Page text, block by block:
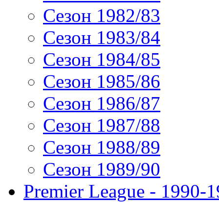
Сезон 1982/83
Сезон 1983/84
Сезон 1984/85
Сезон 1985/86
Сезон 1986/87
Сезон 1987/88
Сезон 1988/89
Сезон 1989/90
Premier League - 1990-